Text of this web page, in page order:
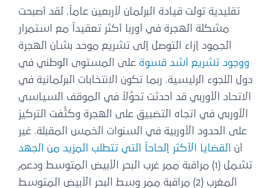
تقليدية تولت قيادة البرلمان لأربعين عاماً. لقد أصبحت
مشكلة الهجرة في أوربا أكثر تعقيداً مع استمرار
الجمود إزاء التوصل إلى تشريع موحد بشأن الهجرة
ووجود تشريع أشد قسوة على المستوى الوطني في
دول اللجوء الرئيسية. ربما تكون الانتخابات البرلمانية في
الاتحاد الأوربي قد أحدثت تحوُّلاً في الموقف السياسي
الأوربي في اتجاه التضييق على الهجرة وكثَّفت التركيز
على الحدود الأوربية في السنوات الخمس المقبلة. غير
أن
القضايا الأكثر إلحاحاً التي تتطلب المزيد من الجهد
تشمل (1) مراقبة ممر غرب البحر الأبيض المتوسط ودعم
المغرب (2) مراقبة ممر وسط البحر الأبيض المتوسط